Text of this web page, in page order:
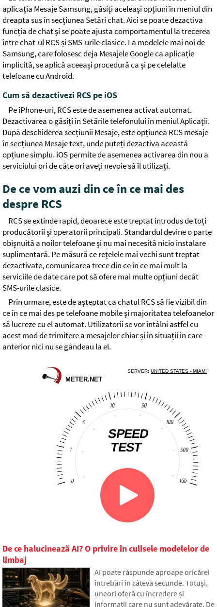
aplicația Mesaje Samsung, găsiți aceleași opțiuni în meniul din
dreapta sus în secțiunea Setări chat. Aici se poate dezactiva
funcția de chat și se poate ajusta comportamentul la trecerea
între chat-ul RCS și SMS-urile clasice. La modelele mai noi de
Samsung, care folosesc deja Mesajele Google ca aplicație
implicită, se aplică aceeași procedură ca și pe celelalte
telefoane cu Android.
Cum să dezactivezi RCS pe iOS
Pe iPhone-uri, RCS este de asemenea activat automat.
Dezactivarea o găsiți în Setările telefonului în meniul Aplicații.
După deschiderea secțiunii Mesaje, este opțiunea RCS mesaje
în secțiunea Mesaje text, unde puteți dezactiva această
opțiune simplu. iOS permite de asemenea activarea din nou a
serviciului ori de câte ori aveți nevoie să îl utilizați.
De ce vom auzi din ce în ce mai des
despre RCS
RCS se extinde rapid, deoarece este treptat introdus de toți
producătorii și operatorii principali. Standardul devine o parte
obișnuită a noilor telefoane și nu mai necesită nicio instalare
suplimentară. Pe măsură ce rețelele mai vechi sunt treptat
dezactivate, comunicarea trece din ce în ce mai mult la
serviciile de date care pot să ofere mai multe opțiuni decât
SMS-urile clasice.
Prin urmare, este de așteptat ca chatul RCS să fie vizibil din
ce în ce mai des pe telefoane mobile și majoritatea telefoanelor
să lucreze cu el automat. Utilizatorii se vor întâlni astfel cu
acest mod de trimitere a mesajelor chiar și în situații în care
anterior nici nu se gândeau la el.
De ce halucinează AI? O privire în culisele modelelor de
limbaj
AI poate răspunde aproape oricărei
întrebări în câteva secunde. Totuși,
uneori oferă cu încredere și
informații care nu sunt adevărate. De